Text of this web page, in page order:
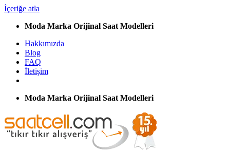
İçeriğe atla
Moda Marka Orijinal Saat Modelleri
Hakkımızda
Blog
FAQ
İletişim
Moda Marka Orijinal Saat Modelleri